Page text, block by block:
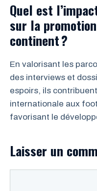
Quel est
sur la
continent ?
En valorisant les
des interviews et
espoirs, ils
internationale aux
favorisant le
Laisser un